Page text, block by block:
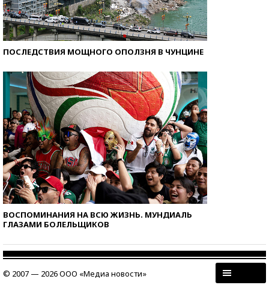
ПОСЛЕДСТВИЯ МОЩНОГО ОПОЛЗНЯ В ЧУНЦИНЕ
ВОСПОМИНАНИЯ НА ВСЮ ЖИЗНЬ. МУНДИАЛЬ
ГЛАЗАМИ БОЛЕЛЬЩИКОВ
© 2007 — 2026 ООО «Медиа новости»